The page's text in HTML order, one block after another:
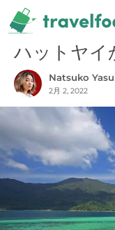
ン
へ
ス
キ
ッ
プ
ハットヤイ
Natsuko
2月 2, 2022